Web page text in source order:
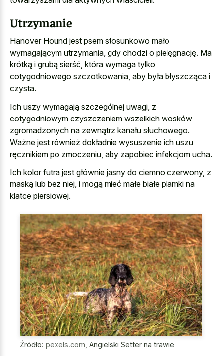
Utrzymanie
Hanover Hound jest psem stosunkowo mało
wymagającym utrzymania, gdy chodzi o pielęgnację. Ma
krótką i grubą sierść, która wymaga tylko
cotygodniowego szczotkowania, aby była błyszcząca i
czysta.
Ich uszy wymagają szczególnej uwagi, z
cotygodniowym czyszczeniem wszelkich wosków
zgromadzonych na zewnątrz kanału słuchowego.
Ważne jest również dokładnie wysuszenie ich uszu
ręcznikiem po zmoczeniu, aby zapobiec infekcjom ucha.
Ich kolor futra jest głównie jasny do ciemno czerwony, z
maską lub bez niej, i mogą mieć małe białe plamki na
klatce piersiowej.
Źródło: pexels.com Angielski Setter na trawie